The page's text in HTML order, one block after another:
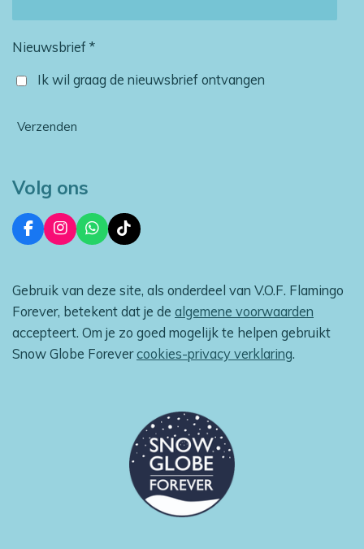
Nieuwsbrief *
Ik wil graag de nieuwsbrief ontvangen
Verzenden
Volg ons
F
a
b
o
k
I
n
a
g
r
a
m
W
h
s
A
p
T
i
o
k
Gebruik van deze site, als onderdeel van V.O.F. Flamingo
Forever, betekent dat je de algemene voorwaarden
accepteert. Om je zo goed mogelijk te helpen gebruikt
Snow Globe Forevercookies-privacy verklaring.